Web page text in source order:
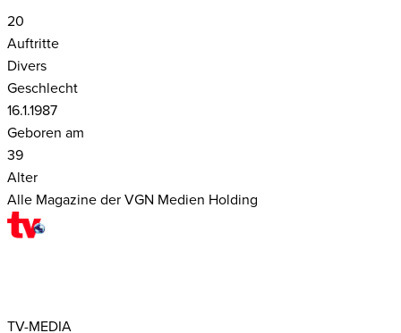
20
Auftritte
Divers
Geschlecht
16.1.1987
Geboren am
39
Alter
Alle Magazine der VGN Medien Holding
TV-MEDIA